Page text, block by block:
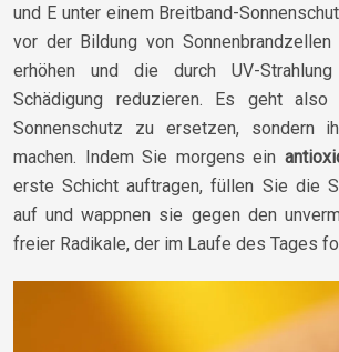
und E unter einem Breitband-
vor der Bildung von
erhöhen und die durch UV-
Schädigung reduzieren. Es geht also
Sonnenschutz zu ersetzen, sondern
machen. Indem Sie morgens ein
erste Schicht auftragen, füllen Sie die
auf und wappnen sie gegen den
freier Radikale, der im Laufe des Tages